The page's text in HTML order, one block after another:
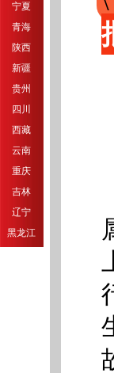
宁夏
青海
陕西
新疆
贵州
四川
西藏
云南
重庆
吉林
辽宁
黑龙江